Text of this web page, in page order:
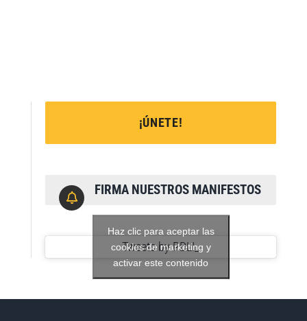
¡ÚNETE!
FIRMA NUESTROS MANIFESTOS
Tweets by PDLI_
Haz clic para aceptar las
cookies de marketing y
activar este contenido